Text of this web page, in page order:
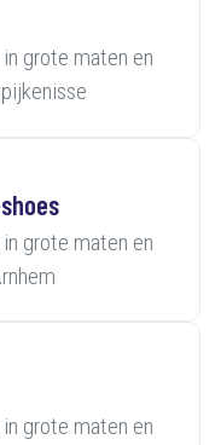
grote maten en
grote maten en
grote maten en